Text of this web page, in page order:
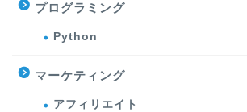
プログラミング
Python
マーケティング
アフィリエイト